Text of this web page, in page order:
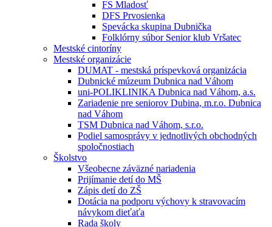
FS Mladosť
DFS Prvosienka
Spevácka skupina Dubnička
Folklórny súbor Senior klub Vršatec
Mestské cintoríny
Mestské organizácie
DUMAT - mestská príspevková organizácia
Dubnické múzeum Dubnica nad Váhom
uni-POLIKLINIKA Dubnica nad Váhom, a.s.
Zariadenie pre seniorov Dubina, m.r.o. Dubnica
nad Váhom
TSM Dubnica nad Váhom, s.r.o.
Podiel samosprávy v jednotlivých obchodných
spoločnostiach
Školstvo
Všeobecne záväzné nariadenia
Prijímanie detí do MŠ
Zápis detí do ZŠ
Dotácia na podporu výchovy k stravovacím
návykom dieťaťa
Rada školy